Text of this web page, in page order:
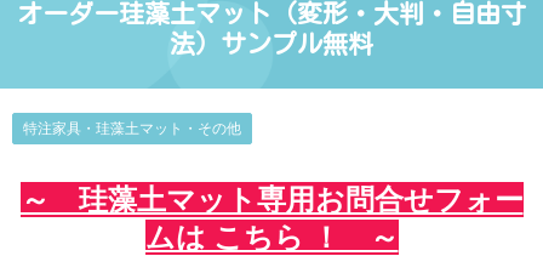
シ
ボ
オーダー珪藻土マット（変形・大判・自由寸
法）サンプル無料
特注家具・珪藻土マット・その他
～ 珪藻土マット専用お問合せフォー
ムは こちら ！ ～